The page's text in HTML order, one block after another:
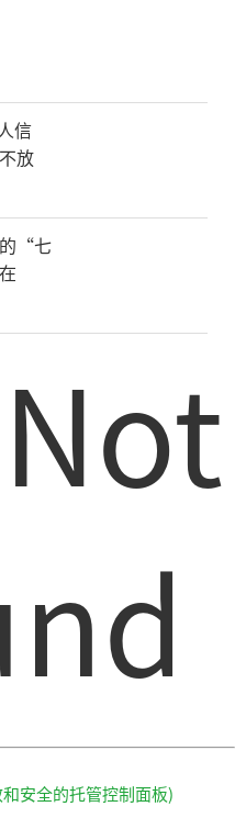
信
放
的“七
安全的托管控制面板)